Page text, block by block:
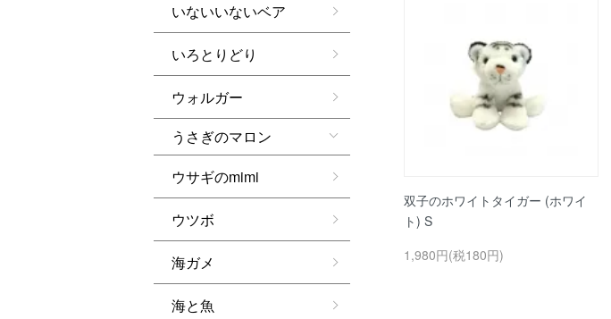
双子のホワイトタイガー (ホワイ
ト) S
1,980円(税180円)
いないいないベア
いろとりどり
ウォルガー
うさぎのマロン
ウサギのmimi
ウツボ
海ガメ
海と魚